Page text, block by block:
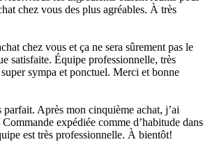
chez vous des plus agréables. À très
chez vous et ça ne sera sûrement pas le
satisfaite. Équipe professionnelle, très
sympa et ponctuel. Merci et bonne
Après mon cinquième achat, j’ai
expédiée comme d’habitude dans
est très professionnelle. À bientôt!